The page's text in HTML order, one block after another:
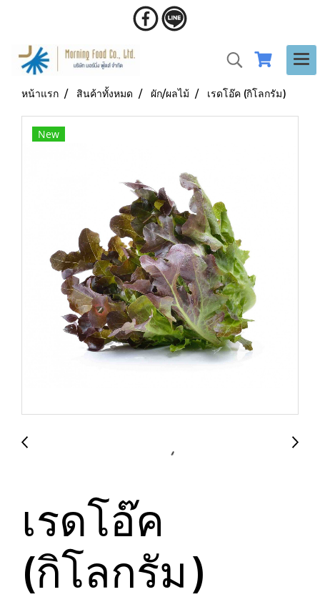
หน้าแรก สินค้าทั้งหมด ผัก/ผลไม้ เรดโอ๊ค (กิโลกรัม)
New
เรดโอ๊ค
(กิโลกรัม)